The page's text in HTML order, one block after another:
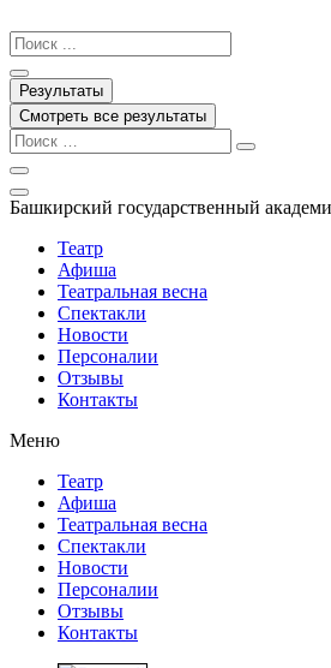
к
содержимому
Search
...
Результаты
Смотреть все результаты
Башкирский государственный
Театр
Афиша
Театральная весна
Спектакли
Новости
Персоналии
Отзывы
Контакты
Меню
Театр
Афиша
Театральная весна
Спектакли
Новости
Персоналии
Отзывы
Контакты